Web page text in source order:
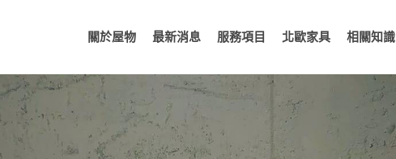
關於屋物 最新消息 服務項目 北歐家具 相關知識